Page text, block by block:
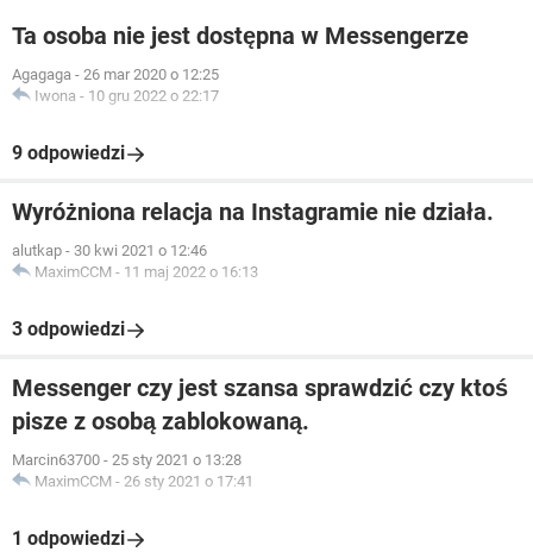
Ta osoba nie jest dostępna w Messengerze
Agagaga - 26 mar 2020 o 12:25
Iwona - 10 gru 2022 o 22:17
9 odpowiedzi
Wyróżniona relacja na Instagramie nie działa.
alutkap - 30 kwi 2021 o 12:46
MaximCCM - 11 maj 2022 o 16:13
3 odpowiedzi
Messenger czy jest szansa sprawdzić czy ktoś
pisze z osobą zablokowaną.
Marcin63700 - 25 sty 2021 o 13:28
MaximCCM - 26 sty 2021 o 17:41
1 odpowiedzi